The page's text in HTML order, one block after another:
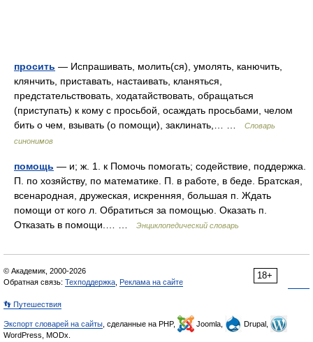
просить — Испрашивать, молить(ся), умолять, канючить,
клянчить, приставать, настаивать, кланяться,
предстательствовать, ходатайствовать, обращаться
(приступать) к кому с просьбой, осаждать просьбами, челом
бить о чем, взывать (о помощи), заклинать,… …
Словарь
синонимов
помощь — и; ж. 1. к Помочь помогать; содействие, поддержка.
П. по хозяйству, по математике. П. в работе, в беде. Братская,
всенародная, дружеская, искренняя, большая п. Ждать
помощи от кого л. Обратиться за помощью. Оказать п.
Отказать в помощи.… …
Энциклопедический словарь
18+
© Академик, 2000-2026
Обратная связь: Техподдержка Реклама на сайте
👣 Путешествия
Экспорт словарей на сайты , сделанные на PHP, Joomla,
Drupal,
WordPress, MODx.